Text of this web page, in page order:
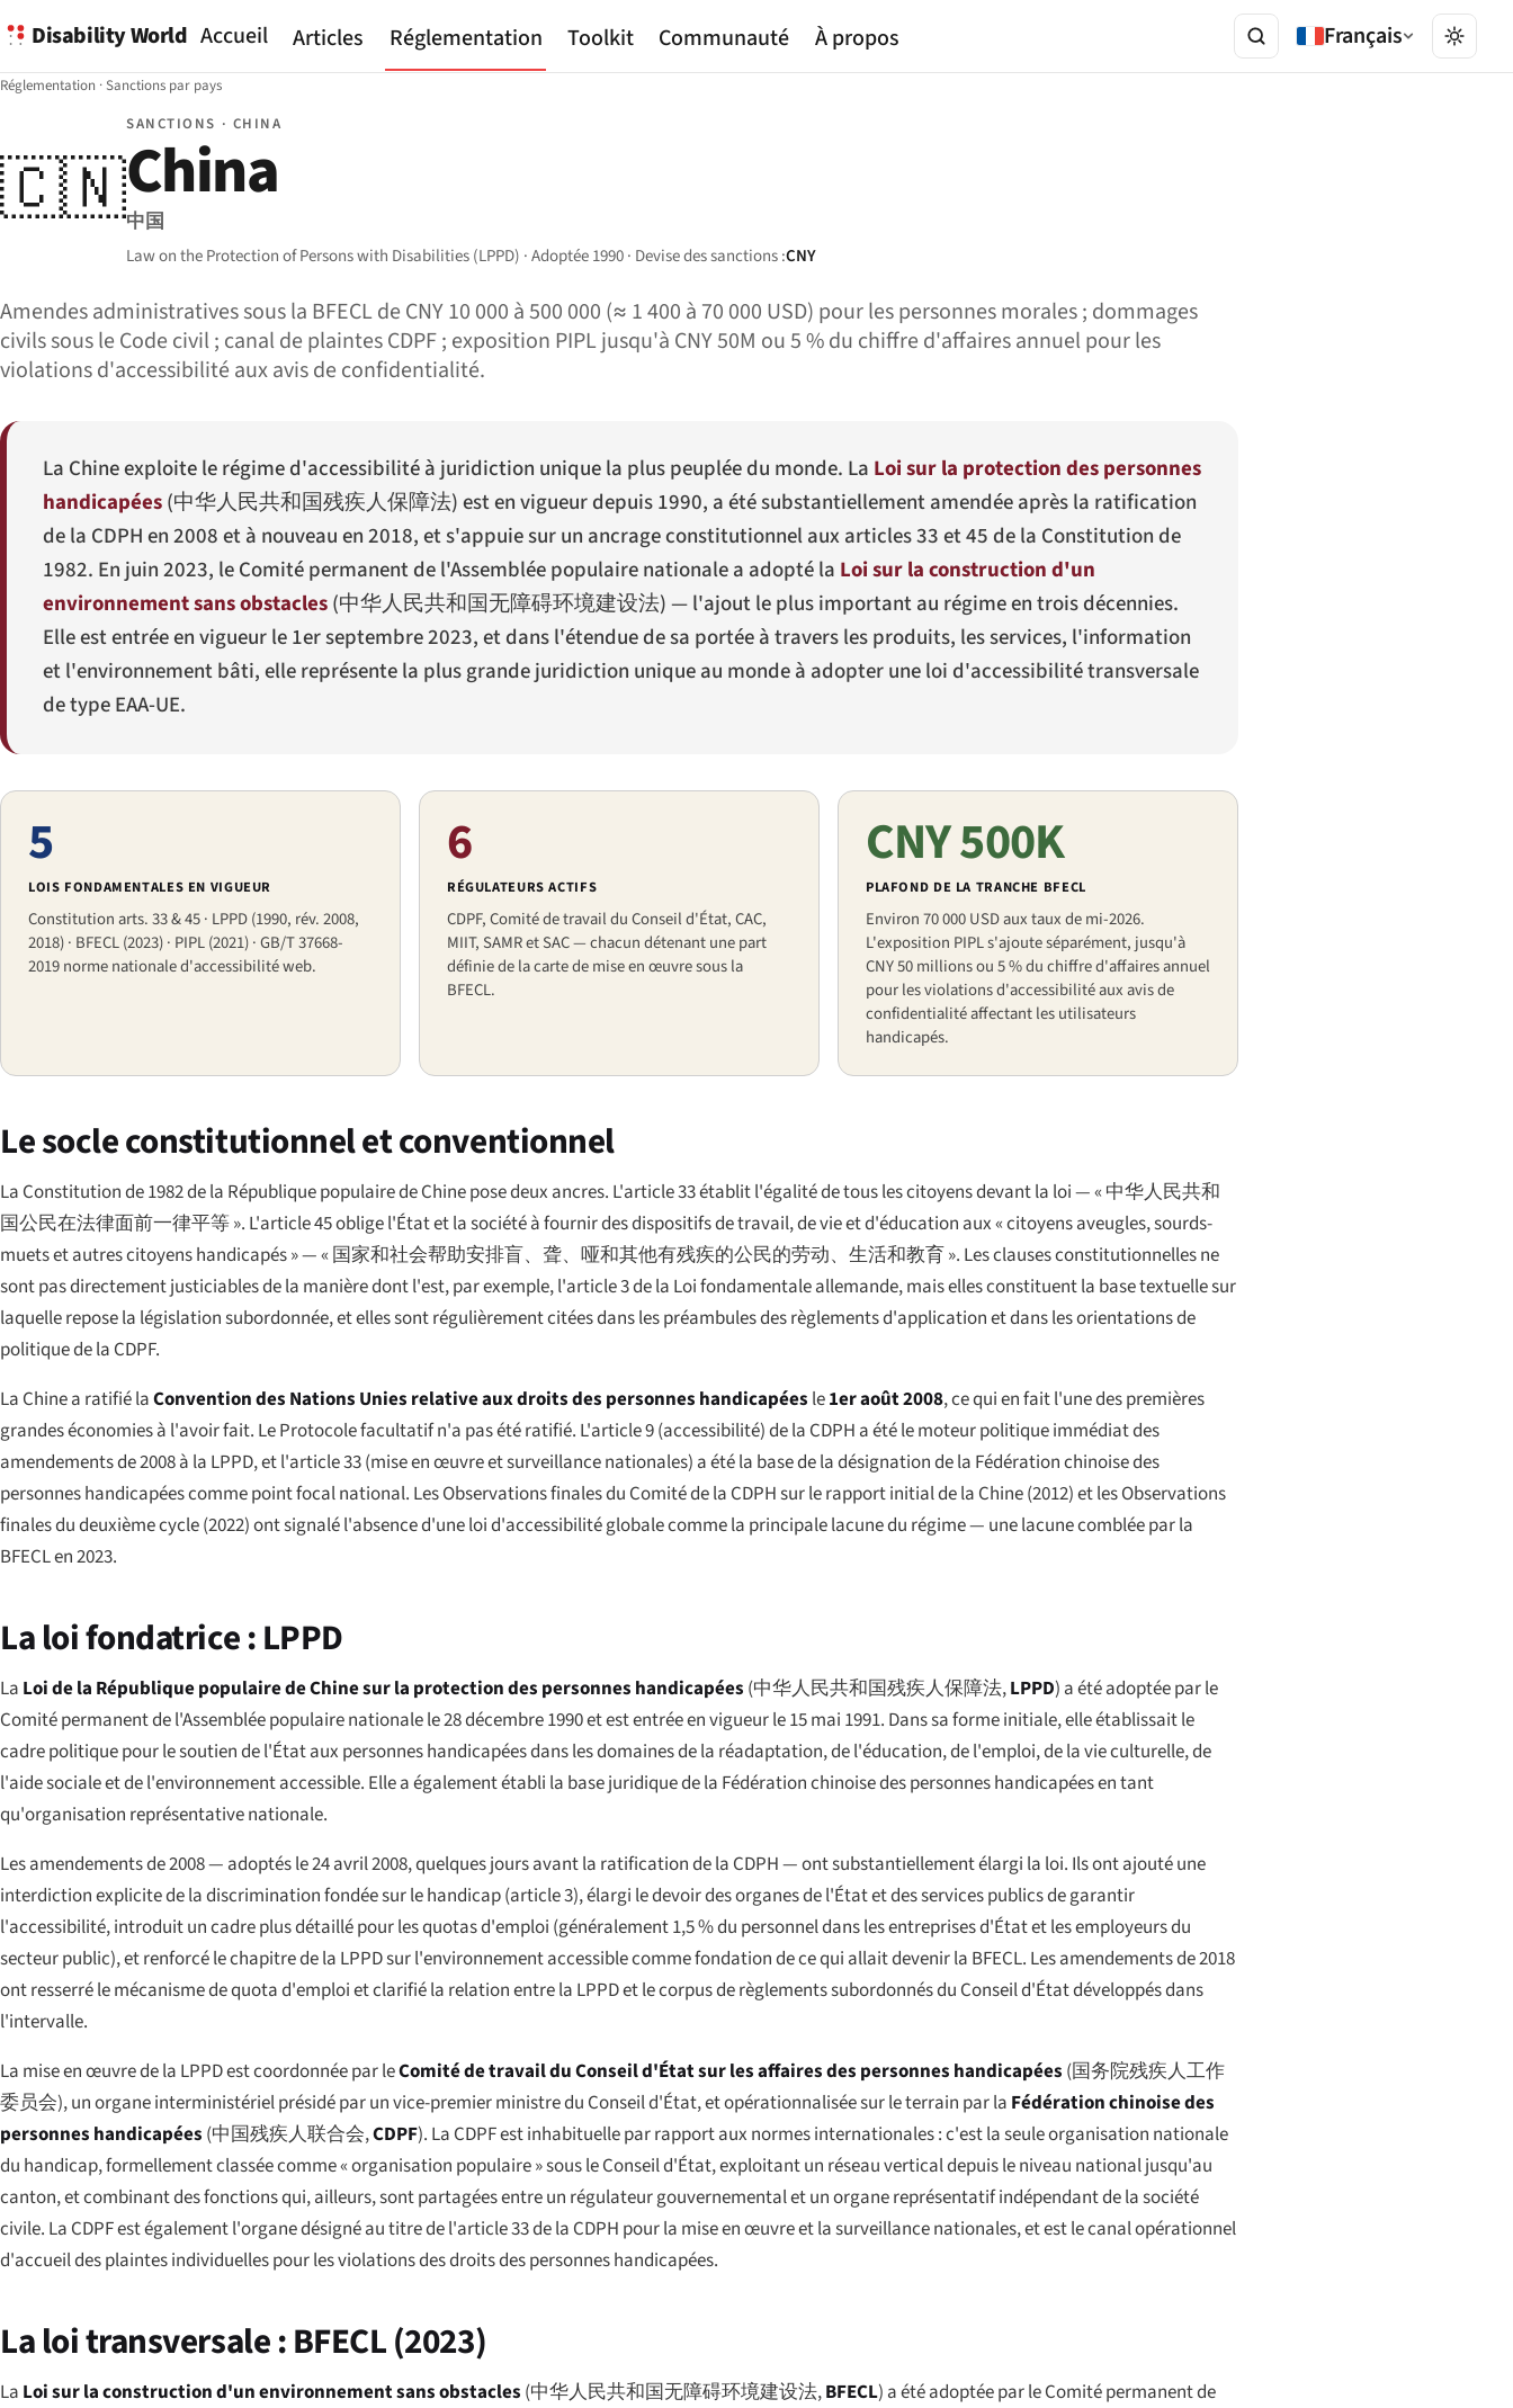
Disability World Accueil Articles Réglementation Toolkit Communauté À propos Français
Réglementation ·Sanctions par pays
🇨🇳
SANCTIONS · CHINA
China
中国
Law on the Protection of Persons with Disabilities (LPPD) · Adoptée 1990 · Devise des sanctions :CNY
Amendes administratives sous la BFECL de CNY 10 000 à 500 000 (≈ 1 400 à 70 000 USD) pour les personnes morales ; dommages
civils sous le Code civil ; canal de plaintes CDPF ; exposition PIPL jusqu'à CNY 50M ou 5 % du chiffre d'affaires annuel pour les
violations d'accessibilité aux avis de confidentialité.
La Chine exploite le régime d'accessibilité à juridiction unique la plus peuplée du monde. La Loi sur la protection des personnes
handicapées(中华人民共和国残疾人保障法) est en vigueur depuis 1990, a été substantiellement amendée après la ratification
de la CDPH en 2008 et à nouveau en 2018, et s'appuie sur un ancrage constitutionnel aux articles 33 et 45 de la Constitution de
1982. En juin 2023, le Comité permanent de l'Assemblée populaire nationale a adopté la Loi sur la construction d'un
environnement sans obstacles(中华人民共和国无障碍环境建设法) — l'ajout le plus important au régime en trois décennies.
Elle est entrée en vigueur le 1er septembre 2023, et dans l'étendue de sa portée à travers les produits, les services, l'information
et l'environnement bâti, elle représente la plus grande juridiction unique au monde à adopter une loi d'accessibilité transversale
de type EAA-UE.
5
LOIS FONDAMENTALES EN VIGUEUR
Constitution arts. 33 & 45 · LPPD (1990, rév. 2008,
2018) · BFECL (2023) · PIPL (2021) · GB/T 37668-
2019 norme nationale d'accessibilité web.
6
RÉGULATEURS ACTIFS
CDPF, Comité de travail du Conseil d'État, CAC,
MIIT, SAMR et SAC — chacun détenant une part
définie de la carte de mise en œuvre sous la
BFECL.
CNY 500K
PLAFOND DE LA TRANCHE BFECL
Environ 70 000 USD aux taux de mi-2026.
L'exposition PIPL s'ajoute séparément, jusqu'à
CNY 50 millions ou 5 % du chiffre d'affaires annuel
pour les violations d'accessibilité aux avis de
confidentialité affectant les utilisateurs
handicapés.
Le socle constitutionnel et conventionnel
La Constitution de 1982 de la République populaire de Chine pose deux ancres. L'article 33 établit l'égalité de tous les citoyens devant la loi —« 中华人民共和
国公民在法律面前一律平等 ». L'article 45 oblige l'État et la société à fournir des dispositifs de travail, de vie et d'éducation aux « citoyens aveugles, sourds-
muets et autres citoyens handicapés » —« 国家和社会帮助安排盲、聋、哑和其他有残疾的公民的劳动、生活和教育 ». Les clauses constitutionnelles ne
sont pas directement justiciables de la manière dont l'est, par exemple, l'article 3 de la Loi fondamentale allemande, mais elles constituent la base textuelle sur
laquelle repose la législation subordonnée, et elles sont régulièrement citées dans les préambules des règlements d'application et dans les orientations de
politique de la CDPF.
La Chine a ratifié laConvention des Nations Unies relative aux droits des personnes handicapées le1er août 2008, ce qui en fait l'une des premières
grandes économies à l'avoir fait. Le Protocole facultatif n'a pas été ratifié. L'article 9 (accessibilité) de la CDPH a été le moteur politique immédiat des
amendements de 2008 à la LPPD, et l'article 33 (mise en œuvre et surveillance nationales) a été la base de la désignation de la Fédération chinoise des
personnes handicapées comme point focal national. Les Observations finales du Comité de la CDPH sur le rapport initial de la Chine (2012) et les Observations
finales du deuxième cycle (2022) ont signalé l'absence d'une loi d'accessibilité globale comme la principale lacune du régime — une lacune comblée par la
BFECL en 2023.
La loi fondatrice : LPPD
La Loi de la République populaire de Chine sur la protection des personnes handicapées (中华人民共和国残疾人保障法,LPPD) a été adoptée par le
Comité permanent de l'Assemblée populaire nationale le 28 décembre 1990 et est entrée en vigueur le 15 mai 1991. Dans sa forme initiale, elle établissait le
cadre politique pour le soutien de l'État aux personnes handicapées dans les domaines de la réadaptation, de l'éducation, de l'emploi, de la vie culturelle, de
l'aide sociale et de l'environnement accessible. Elle a également établi la base juridique de la Fédération chinoise des personnes handicapées en tant
qu'organisation représentative nationale.
Les amendements de 2008 — adoptés le 24 avril 2008, quelques jours avant la ratification de la CDPH — ont substantiellement élargi la loi. Ils ont ajouté une
interdiction explicite de la discrimination fondée sur le handicap (article 3), élargi le devoir des organes de l'État et des services publics de garantir
l'accessibilité, introduit un cadre plus détaillé pour les quotas d'emploi (généralement 1,5 % du personnel dans les entreprises d'État et les employeurs du
secteur public), et renforcé le chapitre de la LPPD sur l'environnement accessible comme fondation de ce qui allait devenir la BFECL. Les amendements de 2018
ont resserré le mécanisme de quota d'emploi et clarifié la relation entre la LPPD et le corpus de règlements subordonnés du Conseil d'État développés dans
l'intervalle.
La mise en œuvre de la LPPD est coordonnée par leComité de travail du Conseil d'État sur les affaires des personnes handicapées (国务院残疾人工作
委员会), un organe interministériel présidé par un vice-premier ministre du Conseil d'État, et opérationnalisée sur le terrain par la Fédération chinoise des
personnes handicapées (中国残疾人联合会,CDPF). La CDPF est inhabituelle par rapport aux normes internationales : c'est la seule organisation nationale
du handicap, formellement classée comme « organisation populaire » sous le Conseil d'État, exploitant un réseau vertical depuis le niveau national jusqu'au
canton, et combinant des fonctions qui, ailleurs, sont partagées entre un régulateur gouvernemental et un organe représentatif indépendant de la société
civile. La CDPF est également l'organe désigné au titre de l'article 33 de la CDPH pour la mise en œuvre et la surveillance nationales, et est le canal opérationnel
d'accueil des plaintes individuelles pour les violations des droits des personnes handicapées.
La loi transversale : BFECL (2023)
La Loi sur la construction d'un environnement sans obstacles (中华人民共和国无障碍环境建设法,BFECL) a été adoptée par le Comité permanent de